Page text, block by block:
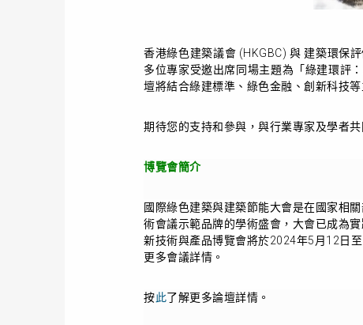
香港綠色建築議會 (HKGBC) 與 建築環保
多位專家受邀出席同場主題為「綠建環評
壇將結合綠建標準、綠色金融、創新科技
期待您的支持和參與，與行業專家及學者
博覽會簡介
國際綠色建築與建築節能大會是在國家相
術會議示範品牌的學術盛會，大會已成為
新技術與產品博覽會將於2024年5月12日
更多會議詳情。
按此了解更多論壇詳情。